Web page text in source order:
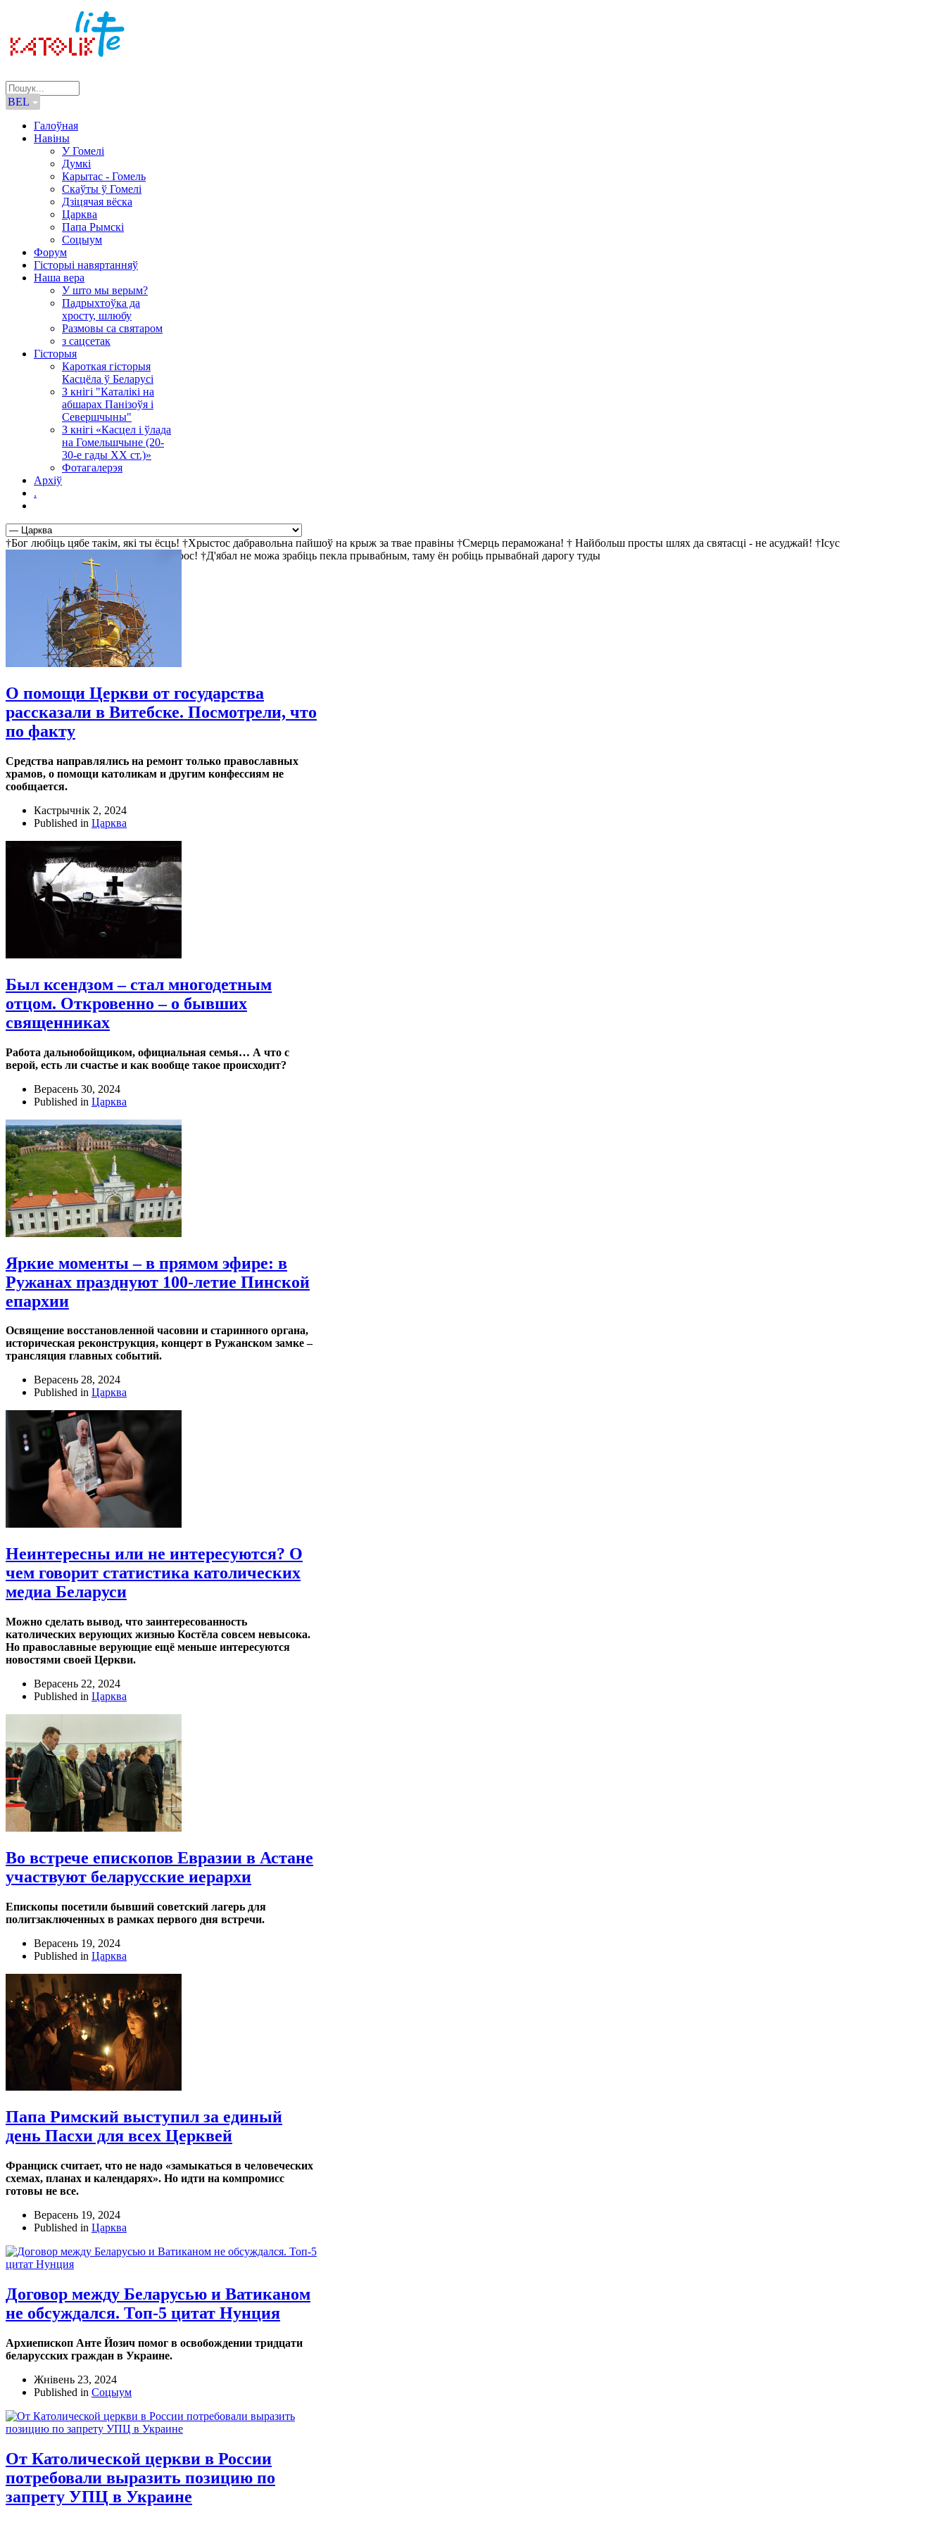
BEL
Галоўная
Навіны
У Гомелі
Думкі
Карытас - Гомель
Скаўты ў Гомелі
Дзіцячая вёска
Царква
Папа Рымскі
Соцыум
Форум
Гісторыі навяртанняў
Наша вера
У што мы верым?
Падрыхтоўка да
хросту, шлюбу
Размовы са святаром
з сацсетак
Гісторыя
Кароткая гісторыя
Касцёла ў Беларусі
З кнігі "Каталікі на
абшарах Панізоўя і
Севершчыны"
З кнігі «Касцел і ўлада
на Гомельшчыне (20-
30-е гады ХХ ст.)»
Фотагалерэя
Архіў
.
†Бог любіць цябе такім, які ты ёсць! †Хрыстос дабравольна пайшоў на крыж за твае правіны †Смерць пераможана! † Найбольш просты шлях да святасці - не асуджай! †Ісус
шукае і чакае цябе! †Хрыстос уваскрос! †Д'ябал не можа зрабіць пекла прывабным, таму ён робіць прывабнай дарогу туды
О помощи Церкви от государства
рассказали в Витебске. Посмотрели, что
по факту
Средства направлялись на ремонт только православных
храмов, о помощи католикам и другим конфессиям не
сообщается.
Кастрычнік 2, 2024
Published in Царква
Был ксендзом – стал многодетным
отцом. Откровенно – о бывших
священниках
Работа дальнобойщиком, официальная семья… А что с
верой, есть ли счастье и как вообще такое происходит?
Верасень 30, 2024
Published in Царква
Яркие моменты – в прямом эфире: в
Ружанах празднуют 100-летие Пинской
епархии
Освящение восстановленной часовни и старинного органа,
историческая реконструкция, концерт в Ружанском замке –
трансляция главных событий.
Верасень 28, 2024
Published in Царква
Неинтересны или не интересуются? О
чем говорит статистика католических
медиа Беларуси
Можно сделать вывод, что заинтересованность
католических верующих жизнью Костёла совсем невысока.
Но православные верующие ещё меньше интересуются
новостями своей Церкви.
Верасень 22, 2024
Published in Царква
Во встрече епископов Евразии в Астане
участвуют беларусские иерархи
Епископы посетили бывший советский лагерь для
политзаключенных в рамках первого дня встречи.
Верасень 19, 2024
Published in Царква
Папа Римский выступил за единый
день Пасхи для всех Церквей
Франциск считает, что не надо «замыкаться в человеческих
схемах, планах и календарях». Но идти на компромисс
готовы не все.
Верасень 19, 2024
Published in Царква
Договор между Беларусью и Ватиканом
не обсуждался. Топ-5 цитат Нунция
Архиепископ Анте Йозич помог в освобождении тридцати
беларусских граждан в Украине.
Жнівень 23, 2024
Published in Соцыум
От Католической церкви в России
потребовали выразить позицию по
запрету УПЦ в Украине